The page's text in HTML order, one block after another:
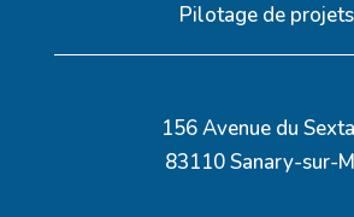
Pilotage de
156 Avenue du
83110 Sanary-sur-